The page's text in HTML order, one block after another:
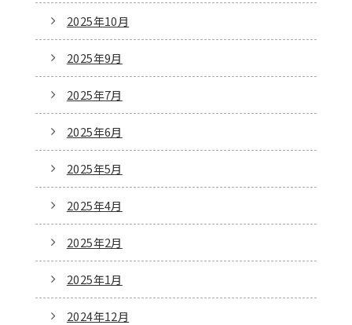
2025年10月
2025年9月
2025年7月
2025年6月
2025年5月
2025年4月
2025年2月
2025年1月
2024年12月